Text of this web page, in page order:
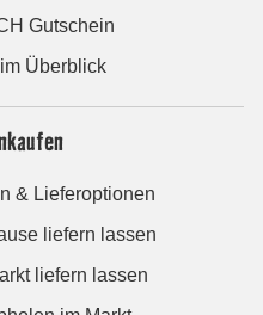
Gutschein
Überblick
& Lieferoptionen
liefern lassen
liefern lassen